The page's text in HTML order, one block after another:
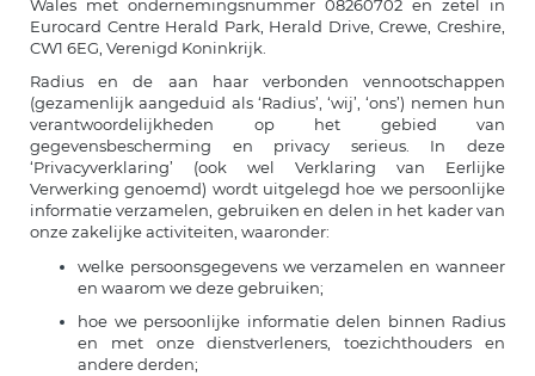
Wales met ondernemingsnummer 08260702 en zetel in
Eurocard Centre Herald Park, Herald Drive, Crewe, Creshire,
CW1 6EG, Verenigd Koninkrijk.
Radius en de aan haar verbonden vennootschappen
(gezamenlijk aangeduid als ‘Radius’, ‘wij’, ‘ons’) nemen hun
verantwoordelijkheden op het gebied van
gegevensbescherming en privacy serieus. In deze
‘Privacyverklaring’ (ook wel Verklaring van Eerlijke
Verwerking genoemd) wordt uitgelegd hoe we persoonlijke
informatie verzamelen, gebruiken en delen in het kader van
onze zakelijke activiteiten, waaronder:
welke persoonsgegevens we verzamelen en wanneer
en waarom we deze gebruiken;
hoe we persoonlijke informatie delen binnen Radius
en met onze dienstverleners, toezichthouders en
andere derden;